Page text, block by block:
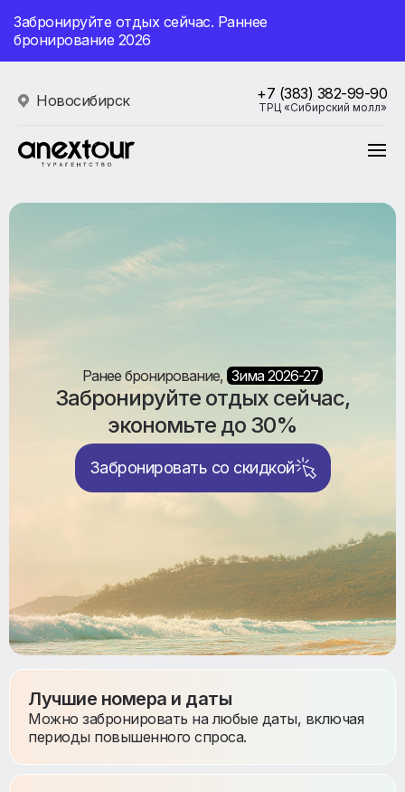
Забронируйте отдых сейчас. Раннее
бронирование 2026
Новосибирск +7 (383) 382-99-90
ТРЦ «Сибирский молл»
Ранее бронирование, Зима 2026-27
Забронируйте отдых сейчас,
экономьте до 30%
Забронировать со скидкой
Лучшие номера и даты
Можно забронировать на любые даты, включая
периоды повышенного спроса.